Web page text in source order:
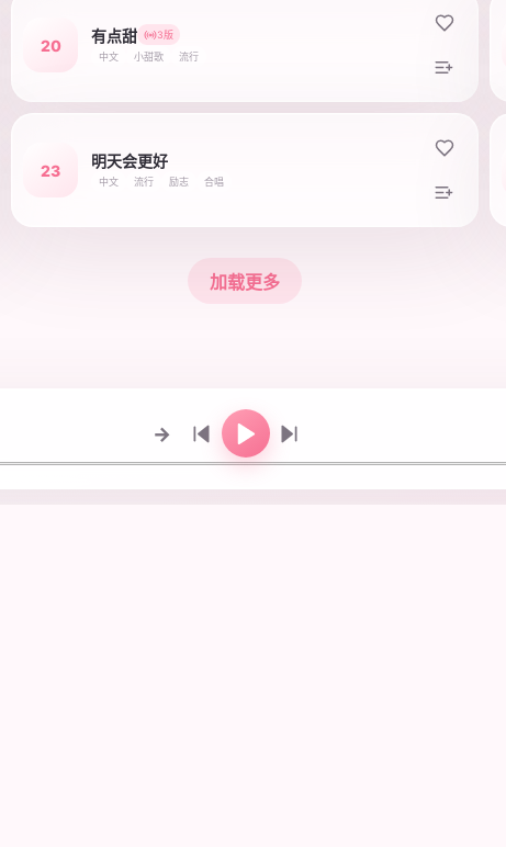
20
有点甜
3版
中文
小甜歌 流行
23
明天会更好
中文 流行 励志 合唱
加载更多
→